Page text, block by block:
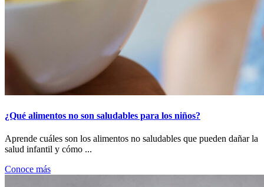
¿Qué alimentos no son saludables para los niños?
Aprende cuáles son los alimentos no saludables que pueden dañar la
salud infantil y cómo ...
Conoce más